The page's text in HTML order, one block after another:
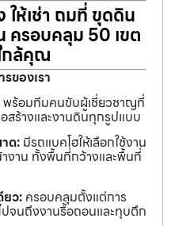
ให้เช่า ถมที่ ขุดดิน
ครอบคลุม 50 เขต
กล้คุณ
ของเรา
พร้อมทีมคนขับผู้เชี่ยวชาญที่
สร้างและงานดินทุกรูปแบบ
ด: มีรถแบคโฮให้เลือกใช้งาน
งาน ทั้งพื้นที่กว้างและพื้นที่
ยว: ครอบคลุมตั้งแต่การ
ปจนถึงงานรื้อถอนและทุบตึก